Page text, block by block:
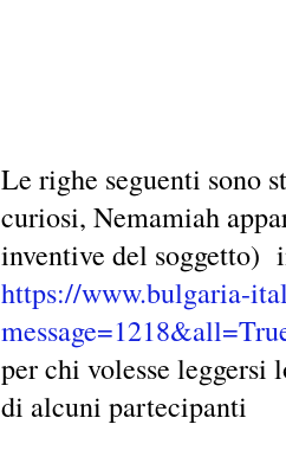
Le righe seguenti sono
curiosi, Nemamiah
inventive del soggetto)
https://www.bulgaria-
per chi volesse
di alcuni partecipanti